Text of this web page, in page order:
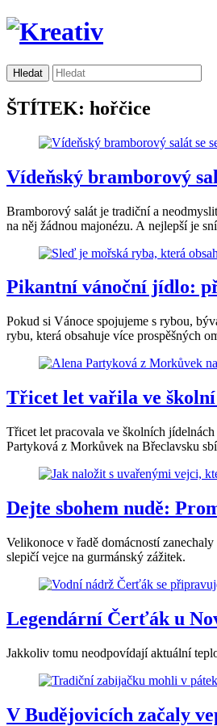
ŠTÍTEK: hořčice
Vídeňský bramborový
Bramborový salát je tradiční a
na něj žádnou majonézu. A nejlepší je
Pikantní vánoční jídlo:
Pokud si Vánoce spojujeme s rybou,
rybu, která obsahuje více prospěšných
Třicet let vařila ve školní
Třicet let pracovala ve školních
Partyková z Morkůvek na Břeclavsku
Dejte sbohem nudě:
Velikonoce v řadě domácností
slepičí vejce na gurmánský zážitek.
Legendární Čerťák u
Jakkoliv tomu neodpovídají aktuální
V Budějovicích začaly